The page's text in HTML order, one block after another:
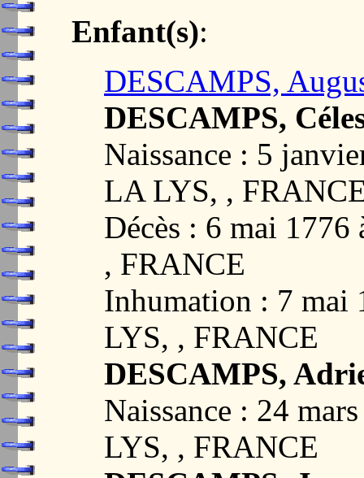
Enfant(s):
DESCAMPS,
DESCAMPS,
Naissance : 5
LA LYS, ,
Décès : 6 mai
, FRANCE
Inhumation : 7
LYS, , FRANCE
DESCAMPS,
Naissance : 24
LYS, , FRANCE